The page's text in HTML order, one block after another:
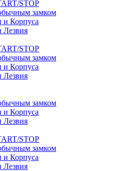
STOP
замком
и Корпуса
Лезвия
STOP
замком
и Корпуса
Лезвия
замком
и Корпуса
Лезвия
STOP
замком
и Корпуса
Лезвия